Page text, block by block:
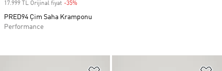
17.999 TL Orijinal fiyat -35%
PRED94 Çim Saha Kramponu
Performance